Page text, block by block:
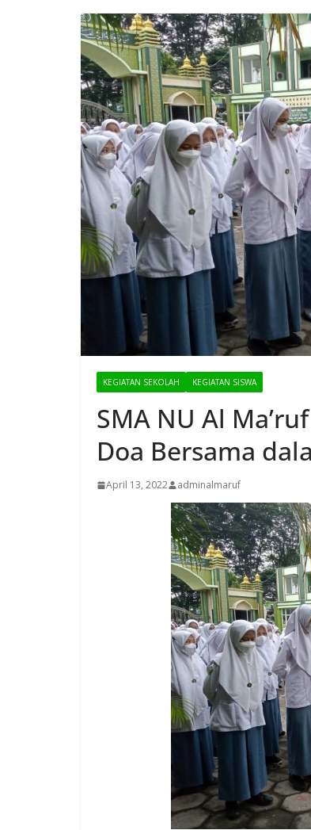
KEGIATAN SEKOLAH KEGIATAN SISWA
SMA NU Al
Doa Bersama
April 13, 2022 adminalmaruf